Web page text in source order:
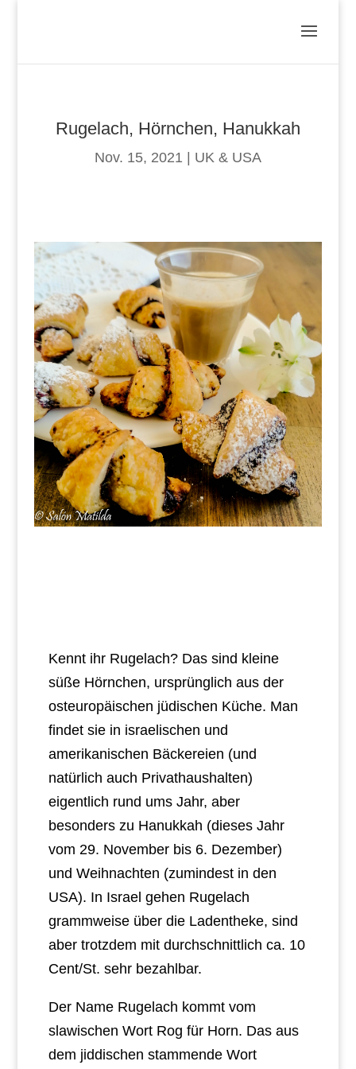
Rugelach, Hörnchen, Hanukkah
Nov. 15, 2021 UK & USA
Kennt ihr Rugelach? Das sind kleine
süße Hörnchen, ursprünglich aus der
osteuropäischen jüdischen Küche. Man
findet sie in israelischen und
amerikanischen Bäckereien (und
natürlich auch Privathaushalten)
eigentlich rund ums Jahr, aber
besonders zu Hanukkah (dieses Jahr
vom 29. November bis 6. Dezember)
und Weihnachten (zumindest in den
USA). In Israel gehen Rugelach
grammweise über die Ladentheke, sind
aber trotzdem mit durchschnittlich ca. 10
Cent/St. sehr bezahlbar.
Der Name Rugelach kommt vom
slawischen Wort Rog für Horn. Das aus
dem jiddischen stammende Wort